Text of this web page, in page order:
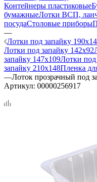
Контейнеры пластиковые
бумажныеЛотки ВСП,
посудаСтоловые приборы
—
Лотки под запайку
Лотки под запайку 142х92
запайку 147х109Лотки под
запайку 210х148Пленка
—Лоток прозрачный под
Артикул: 00000256917